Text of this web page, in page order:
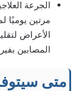
مرتين يوميًا
الأعراض
المصابين
متى